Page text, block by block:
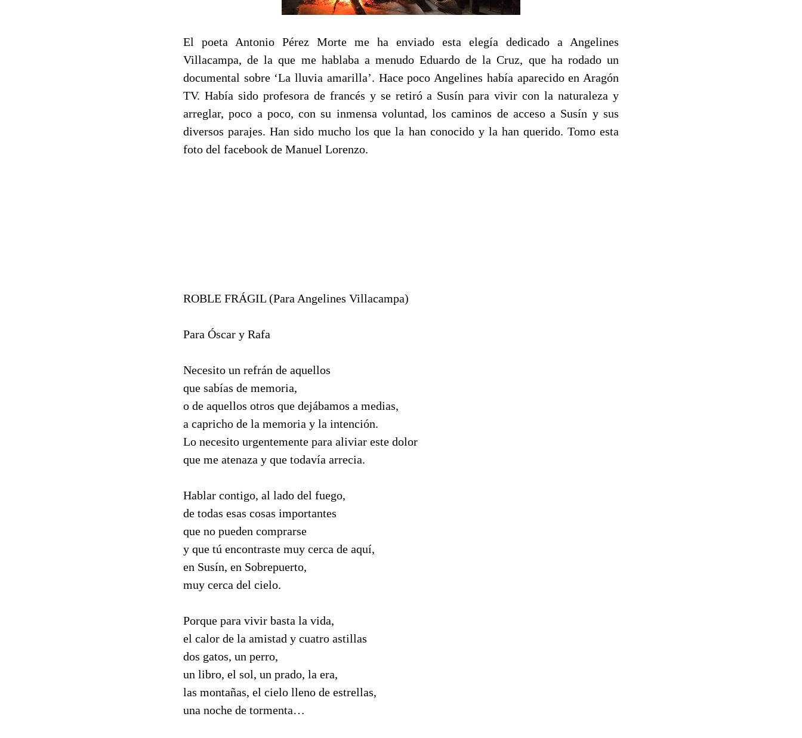
El poeta Antonio Pérez Morte me ha enviado esta elegía dedicado a Angelines
Villacampa, de la que me hablaba a menudo Eduardo de la Cruz, que ha rodado un
documental sobre ‘La lluvia amarilla’. Hace poco Angelines había aparecido en Aragón
TV. Había sido profesora de francés y se retiró a Susín para vivir con la naturaleza y
arreglar, poco a poco, con su inmensa voluntad, los caminos de acceso a Susín y sus
diversos parajes. Han sido mucho los que la han conocido y la han querido. Tomo esta
foto del facebook de Manuel Lorenzo.
ROBLE FRÁGIL (Para Angelines Villacampa)
Para Óscar y Rafa
Necesito un refrán de aquellos
que sabías de memoria,
o de aquellos otros que dejábamos a medias,
a capricho de la memoria y la intención.
Lo necesito urgentemente para aliviar este dolor
que me atenaza y que todavía arrecia.
Hablar contigo, al lado del fuego,
de todas esas cosas importantes
que no pueden comprarse
y que tú encontraste muy cerca de aquí,
en Susín, en Sobrepuerto,
muy cerca del cielo.
Porque para vivir basta la vida,
el calor de la amistad y cuatro astillas
dos gatos, un perro,
un libro, el sol, un prado, la era,
las montañas, el cielo lleno de estrellas,
una noche de tormenta…